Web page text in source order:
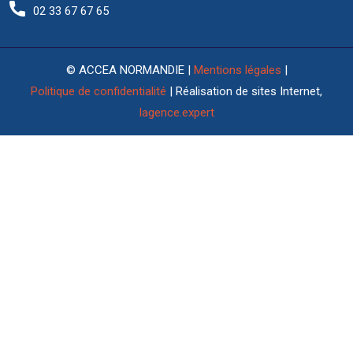
02 33 67 67 65
© ACCEA NORMANDIE | Mentions légales |
Politique de confidentialité | Réalisation de sites Internet,
lagence.expert